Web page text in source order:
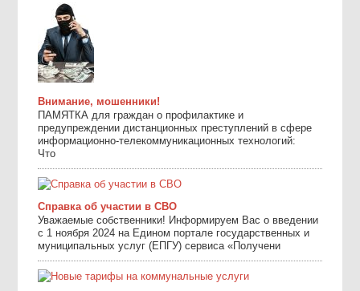
Внимание, мошенники!
ПАМЯТКА для граждан о профилактике и
предупреждении дистанционных преступлений в сфере
информационно-телекоммуникационных технологий:
Что
Справка об участии в СВО
Уважаемые собственники! Информируем Вас о введении
с 1 ноября 2024 на Едином портале государственных и
муниципальных услуг (ЕПГУ) сервиса «Получени